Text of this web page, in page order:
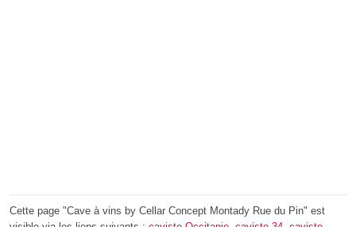
Cette page "Cave à vins by Cellar Concept Montady Rue du Pin" est